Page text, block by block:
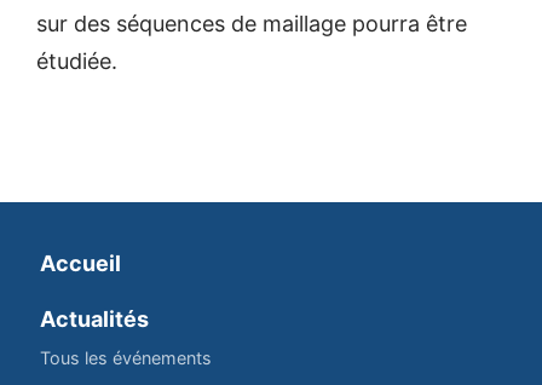
sur des séquences de maillage pourra être
étudiée.
Accueil
Actualités
Tous les événements